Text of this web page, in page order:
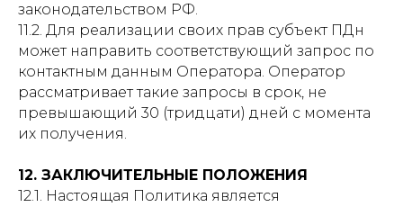
законодательством РФ.
11.2. Для реализации своих прав субъект ПДн
может направить соответствующий запрос по
контактным данным Оператора. Оператор
рассматривает такие запросы в срок, не
превышающий 30 (тридцати) дней с момента
их получения.
12. ЗАКЛЮЧИТЕЛЬНЫЕ ПОЛОЖЕНИЯ
12.1. Настоящая Политика является